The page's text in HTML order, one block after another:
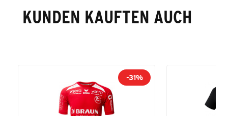
KUNDEN KAUFTEN AUCH
-31%